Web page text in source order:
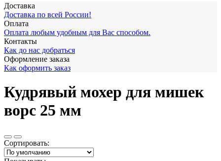
Доставка
Доставка по всей России!
Оплата
Оплата любым удобным для Вас способом.
Контакты
Как до нас добраться
Оформление заказа
Как оформить заказ
Кудрявый мохер для мишек
ворс 25 мм
Сортировать: